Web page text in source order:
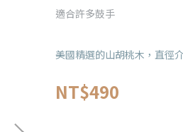
適合許多鼓手
美國精選的山胡桃木，直徑
NT$490